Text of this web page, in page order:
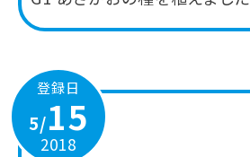
登録日
5/15
2018